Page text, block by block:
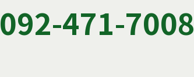
092-471-7008